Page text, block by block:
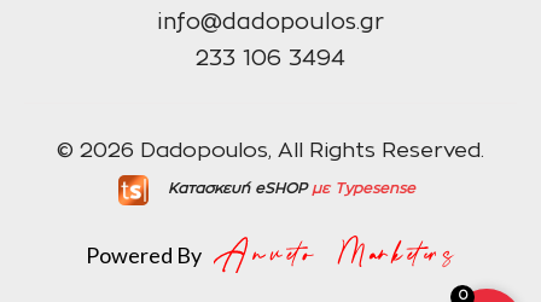
info@dadopoulos.gr
233 106 3494
© 2026 Dadopoulos, All Rights Reserved.
Κατασκευή eSHOPμε Typesense
Powered By
0